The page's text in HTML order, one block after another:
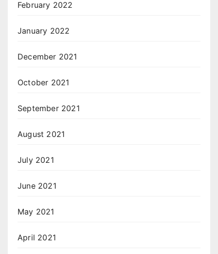
February 2022
January 2022
December 2021
October 2021
September 2021
August 2021
July 2021
June 2021
May 2021
April 2021